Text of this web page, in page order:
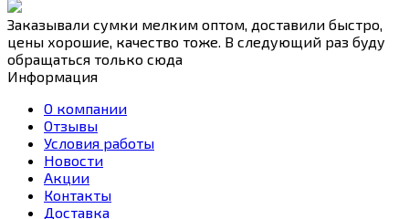
Заказывали сумки мелким оптом, доставили быстро,
цены хорошие, качество тоже. В следующий раз буду
обращаться только сюда
Информация
О компании
Отзывы
Условия работы
Новости
Акции
Контакты
Доставка